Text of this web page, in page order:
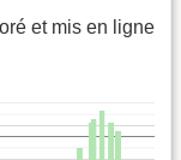
et mis en ligne